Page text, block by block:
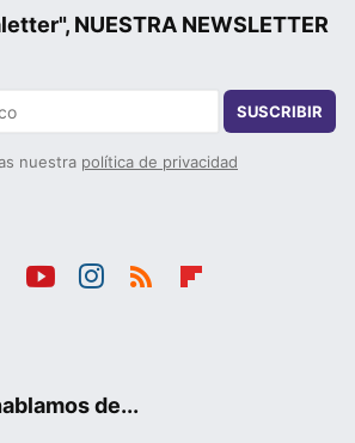
NUESTRA NEWSLETTER
SUSCRIBIR
nuestra política de privacidad
de...